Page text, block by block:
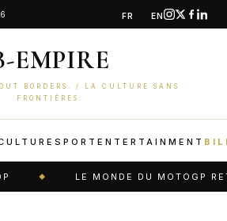
FR EN
EMPIRE
BORDERS. / LA CULTURE SANS
FRONTIÈRES.
SPORT ENTERTAINMENT
LE MONDE DU MOTOGP